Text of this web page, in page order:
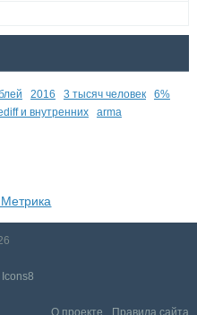
2016 3 тысяч человек
6%
и внутренних arma
Icons8